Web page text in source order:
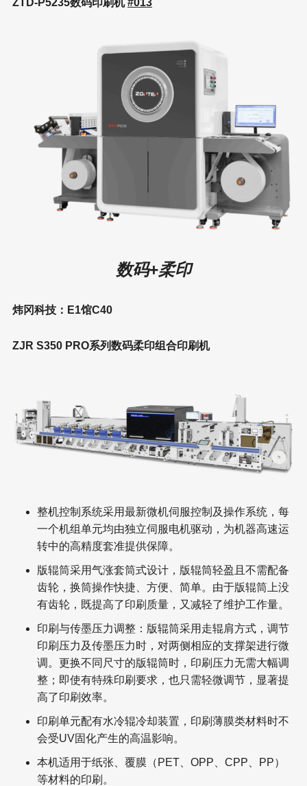
ZTD-P5235数码印刷机#013
数码+柔印
炜冈科技：E1馆C40
ZJR S350 PRO系列数码柔印组合印刷机
整机控制系统采用最新微机伺服控制及操作系统，每
一个机组单元均由独立伺服电机驱动，为机器高速运
转中的高精度套准提供保障。
版辊筒采用气涨套筒式设计，版辊筒轻盈且不需配备
齿轮，换筒操作快捷、方便、简单。由于版辊筒上没
有齿轮，既提高了印刷质量，又减轻了维护工作量。
印刷与传墨压力调整：版辊筒采用走辊肩方式，调节
印刷压力及传墨压力时，对两侧相应的支撑架进行微
调。更换不同尺寸的版辊筒时，印刷压力无需大幅调
整；即使有特殊印刷要求，也只需轻微调节，显著提
高了印刷效率。
印刷单元配有水冷辊冷却装置，印刷薄膜类材料时不
会受UV固化产生的高温影响。
本机适用于纸张、覆膜（PET、OPP、CPP、PP）
等材料的印刷。